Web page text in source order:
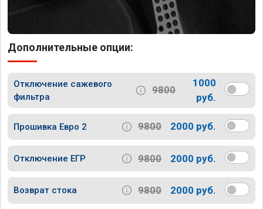
Дополнительные опции:
Отключение сажевого
фильтра
9800
1000
руб.
Прошивка Евро 2 9800 2000 руб.
Отключение ЕГР 9800 2000 руб.
Возврат стока 9800 2000 руб.